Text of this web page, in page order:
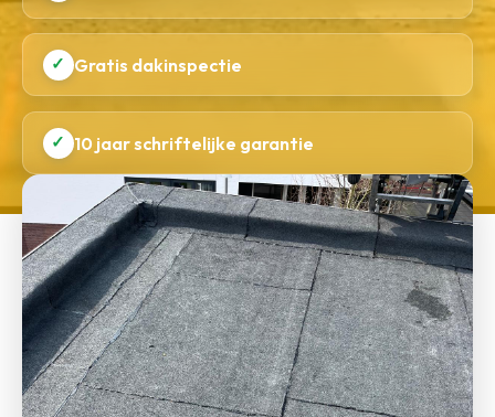
✓ Gratis dakinspectie
✓ 10 jaar schriftelijke garantie